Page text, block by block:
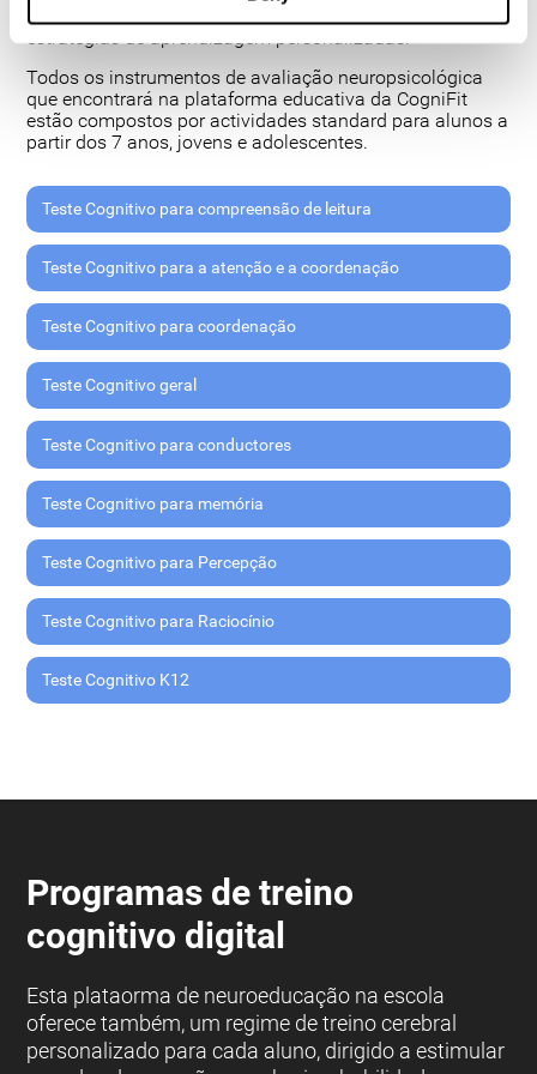
adequadamente o seu rendimento escolar e desenvolver
estratégias de aprendizagem personalizadas.
Todos os instrumentos de avaliação neuropsicológica
que encontrará na plataforma educativa da CogniFit
estão compostos por actividades standard para alunos a
partir dos 7 anos, jovens e adolescentes.
Teste Cognitivo para compreensão de leitura
Teste Cognitivo para a atenção e a coordenação
Teste Cognitivo para coordenação
Teste Cognitivo geral
Teste Cognitivo para conductores
Teste Cognitivo para memória
Teste Cognitivo para Percepção
Teste Cognitivo para Raciocínio
Teste Cognitivo K12
Programas de treino
cognitivo digital
Esta plataorma de neuroeducação na escola
oferece também, um regime de treino cerebral
personalizado para cada aluno, dirigido a estimular